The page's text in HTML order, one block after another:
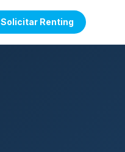
Solicitar Renting